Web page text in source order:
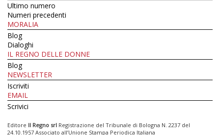
Ultimo numero
Numeri precedenti
MORALIA
Blog
Dialoghi
IL REGNO DELLE DONNE
Blog
NEWSLETTER
Iscriviti
EMAIL
Scrivici
Editore Il Regno srl Registrazione del Tribunale di Bologna N. 2237 del
24.10.1957 Associato all’Unione Stampa Periodica Italiana